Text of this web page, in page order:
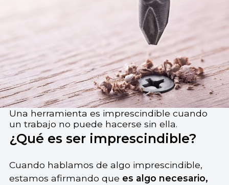
Una herramienta es imprescindible cuando
un trabajo no puede hacerse sin ella.
¿Qué es ser imprescindible?
Cuando hablamos de algo imprescindible,
estamos afirmando que es algo necesario,